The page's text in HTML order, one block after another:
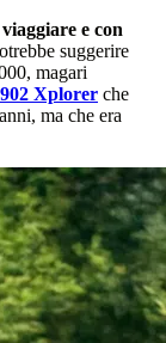
e con
suggerire
magari
Xplorer che
ma che era